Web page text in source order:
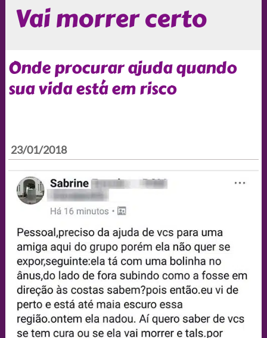
Vai morrer certo
Onde procurar ajuda quando
sua vida está em risco
23/01/2018